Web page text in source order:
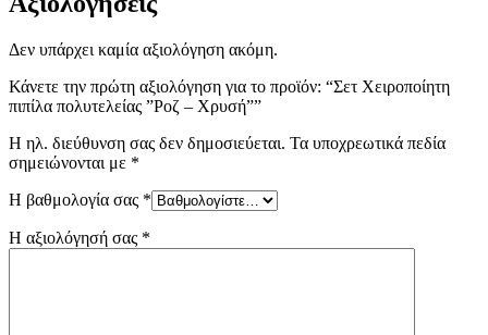
Δεν υπάρχει καμία αξιολόγηση ακόμη.
Κάνετε την πρώτη αξιολόγηση για το προϊόν: “Σετ Χειροποίητη
πιπίλα πολυτελείας ”Ροζ – Χρυσή””
Η ηλ. διεύθυνση σας δεν δημοσιεύεται. Τα υποχρεωτικά πεδία
σημειώνονται με *
Η βαθμολογία σας *
Η αξιολόγησή σας *